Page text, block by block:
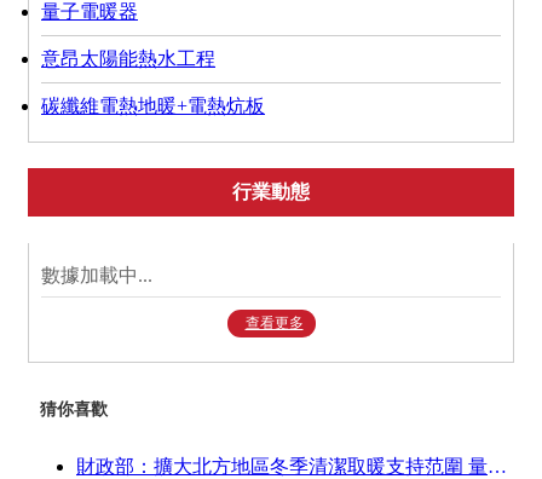
量子電暖器
意昂太陽能熱水工程
碳纖維電熱地暖+電熱炕板
行業動態
數據加載中...
查看更多
猜你喜歡
財政部：擴大北方地區冬季清潔取暖支持范圍 量子能 空氣能 太陽能